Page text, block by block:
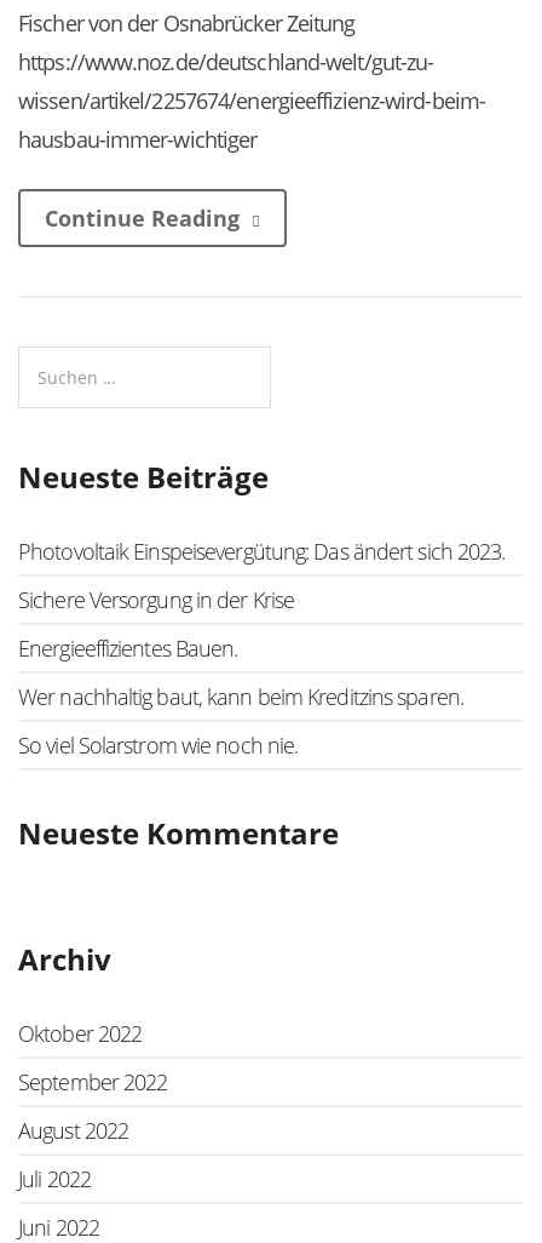
Fischer von der Osnabrücker Zeitung
https://www.noz.de/deutschland-welt/gut-zu-
wissen/artikel/2257674/energieeffizienz-wird-beim-
hausbau-immer-wichtiger
Continue Reading
Neueste Beiträge
Photovoltaik Einspeisevergütung: Das ändert sich 2023.
Sichere Versorgung in der Krise
Energieeffizientes Bauen.
Wer nachhaltig baut, kann beim Kreditzins sparen.
So viel Solarstrom wie noch nie.
Neueste Kommentare
Archiv
Oktober 2022
September 2022
August 2022
Juli 2022
Juni 2022